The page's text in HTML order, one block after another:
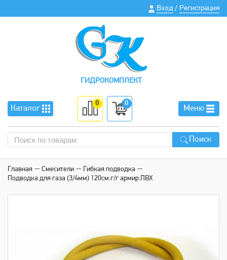
Вход / Регистрация
ГИДРОКОМПЛЕКТ
Каталог
0 0
Меню
Поиск
Главная Смесители
Гибкая подводка
Подводка для газа (3/4мм) 120см.г/г армир.ПВХ